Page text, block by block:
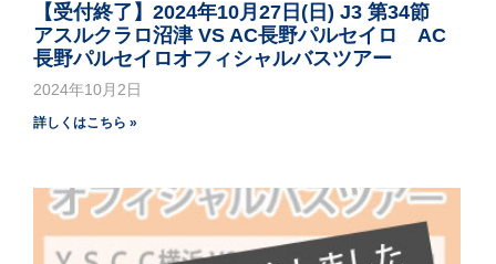
【受付終了】2024年10月27日(日) J3 第34節
アスルクラロ沼津 VS AC長野パルセイロ AC
長野パルセイロオフィシャルバスツアー
2024年10月2日
詳しくはこちら »